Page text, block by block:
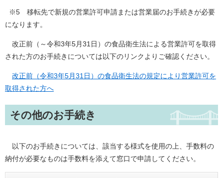
※5 移転先で新規の営業許可申請または営業届のお手続きが必要
になります。
改正前（～令和3年5月31日）の食品衛生法による営業許可を取得
された方のお手続きについては以下のリンクよりご確認ください。
改正前（令和3年5月31日）の食品衛生法の規定により営業許可を
取得された方へ
その他のお手続き
以下のお手続きについては、該当する様式を使用の上、手数料の
納付が必要なものは手数料を添えて窓口で申請してください。